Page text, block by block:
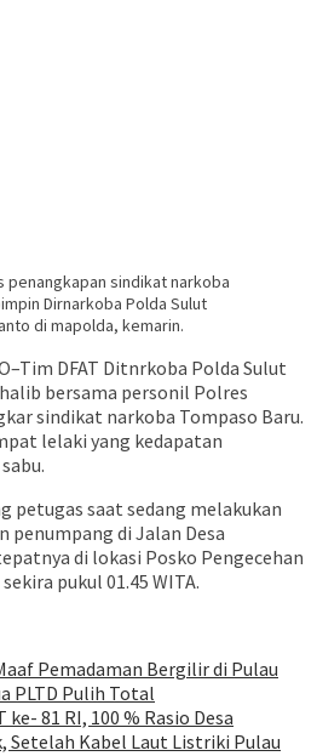
penangkapan sindikat narkoba
Dirnarkoba Polda Sulut
di mapolda, kemarin.
DFAT Ditnrkoba Polda Sulut
bersama personil Polres
sindikat narkoba Tompaso Baru.
lelaki yang kedapatan
petugas saat sedang melakukan
penumpang di Jalan Desa
di lokasi Posko Pengecehan
pukul 01.45 WITA.
Pemadaman Bergilir di Pulau
PLTD Pulih Total
81 RI, 100 % Rasio Desa
Kabel Laut Listriki Pulau